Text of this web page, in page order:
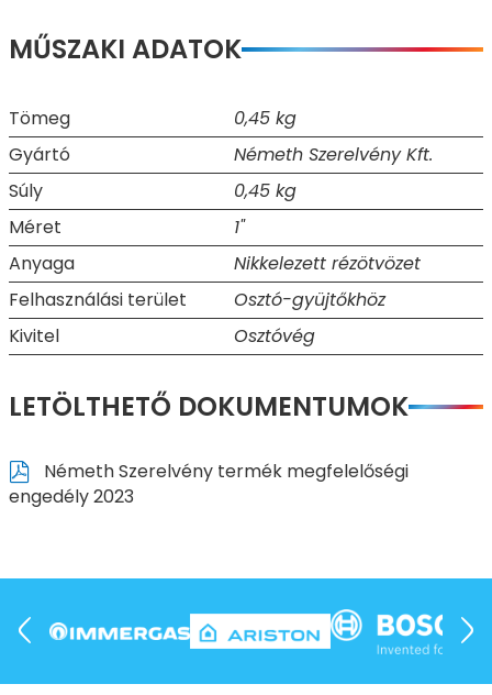
MŰSZAKI ADATOK
Tömeg
0,45 kg
Gyártó
Németh Szerelvény Kft.
Súly
0,45 kg
Méret
1"
Anyaga
Nikkelezett rézötvözet
Felhasználási terület
Osztó-gyüjtőkhöz
Kivitel
Osztóvég
LETÖLTHETŐ DOKUMENTUMOK
Németh Szerelvény termék megfelelőségi
engedély 2023